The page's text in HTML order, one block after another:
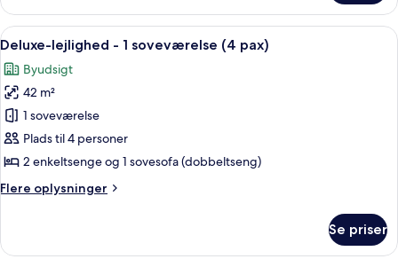
værelse
til
4
Indlæs
alle
billeder
af
Deluxe-
lejlighed
-
soveværelse
Et hotelværelse med to senge, et
7
Deluxe-lejlighed - 1 soveværelse (4 pax)
Byudsigt
42 m²
1 soveværelse
Plads til 4 personer
2 enkeltsenge og 1 sovesofa (dobbeltseng)
Flere oplysninger
Flere
lejlighed
Se priser